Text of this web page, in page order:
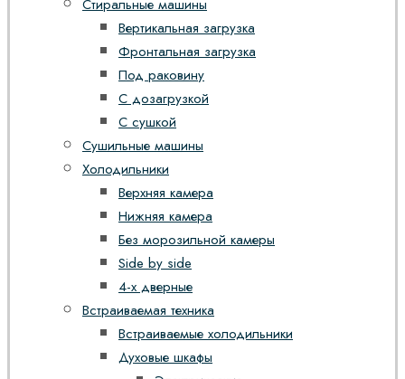
Стиральные машины
Вертикальная загрузка
Фронтальная загрузка
Под раковину
С дозагрузкой
С сушкой
Сушильные машины
Холодильники
Верхняя камера
Нижняя камера
Без морозильной камеры
Side by side
4-х дверные
Встраиваемая техника
Встраиваемые холодильники
Духовые шкафы